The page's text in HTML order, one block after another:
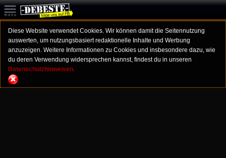
Diese Website verwendet Cookies. Wir können damit die Seitennutzung
auswerten, um nutzungsbasiert redaktionelle Inhalte und Werbung
anzuzeigen. Weitere Informationen zu Cookies und insbesondere dazu, wie
du deren Verwendung widersprechen kannst, findest du in unseren
Datenschutzhinweisen.